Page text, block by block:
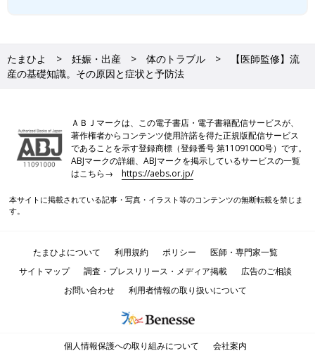
たまひよ 妊娠・出産 体のトラブル
【医師監修】流
産の基礎知識。その原因と症状と予防法
ＡＢＪマークは、この電子書店・電子書籍配信サービスが、
著作権者からコンテンツ使用許諾を得た正規版配信サービス
であることを示す登録商標（登録番号 第11091000号）です。
ABJマークの詳細、ABJマークを掲示しているサービスの一覧
はこちら→https://aebs.or.jp/
本サイトに掲載されている記事・写真・イラスト等のコンテンツの無断転載を禁じま
す。
たまひよについて 利用規約 ポリシー
医師・専門家一覧
サイトマップ
調査・プレスリリース・メディア掲載
広告のご相談
お問い合わせ
利用者情報の取り扱いについて
個人情報保護への取り組みについて 会社案内